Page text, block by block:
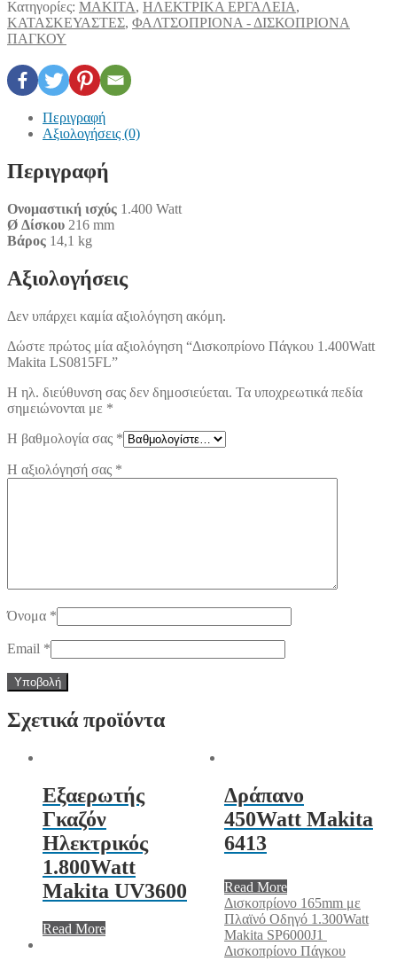
Κατηγορίες: MAKITA, ΗΛΕΚΤΡΙΚΑ ΕΡΓΑΛΕΙΑ,
ΚΑΤΑΣΚΕΥΑΣΤΕΣ, ΦΑΛΤΣΟΠΡΙΟΝΑ - ΔΙΣΚΟΠΡΙΟΝΑ
ΠΑΓΚΟΥ
Περιγραφή
Αξιολογήσεις (0)
Περιγραφή
Ονομαστική ισχύς 1.400 Watt
Ø Δίσκου 216 mm
Βάρος 14,1 kg
Αξιολογήσεις
Δεν υπάρχει καμία αξιολόγηση ακόμη.
Δώστε πρώτος μία αξιολόγηση “Δισκοπρίονο Πάγκου 1.400Watt
Makita LS0815FL”
Η ηλ. διεύθυνση σας δεν δημοσιεύεται. Τα υποχρεωτικά πεδία
σημειώνονται με *
Η βαθμολογία σας *
Η αξιολόγησή σας *
Όνομα *
Email *
Σχετικά προϊόντα
Εξαερωτής
Γκαζόν
Ηλεκτρικός
1.800Watt
Makita UV3600
Read More
Δράπανο
450Watt Makita
6413
Read More
Δισκοπρίονο 165mm με
Πλαϊνό Οδηγό 1.300Watt
Makita SP6000J1
Δισκοπρίονο Πάγκου